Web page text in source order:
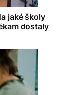
jaké školy
dostaly